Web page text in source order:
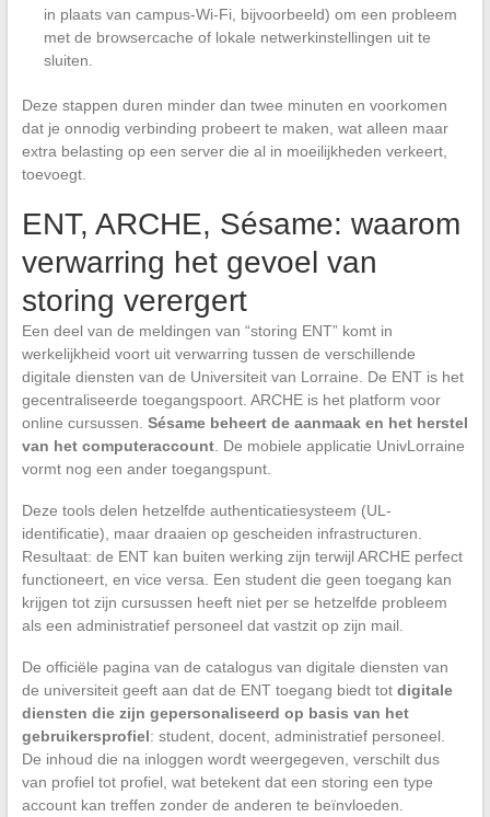
in plaats van campus-Wi-Fi, bijvoorbeeld) om een probleem
met de browsercache of lokale netwerkinstellingen uit te
sluiten.
Deze stappen duren minder dan twee minuten en voorkomen
dat je onnodig verbinding probeert te maken, wat alleen maar
extra belasting op een server die al in moeilijkheden verkeert,
toevoegt.
ENT, ARCHE, Sésame: waarom
verwarring het gevoel van
storing verergert
Een deel van de meldingen van “storing ENT” komt in
werkelijkheid voort uit verwarring tussen de verschillende
digitale diensten van de Universiteit van Lorraine. De ENT is het
gecentraliseerde toegangspoort. ARCHE is het platform voor
online cursussen. Sésame beheert de aanmaak en het herstel
van het computeraccount. De mobiele applicatie UnivLorraine
vormt nog een ander toegangspunt.
Deze tools delen hetzelfde authenticatiesysteem (UL-
identificatie), maar draaien op gescheiden infrastructuren.
Resultaat: de ENT kan buiten werking zijn terwijl ARCHE perfect
functioneert, en vice versa. Een student die geen toegang kan
krijgen tot zijn cursussen heeft niet per se hetzelfde probleem
als een administratief personeel dat vastzit op zijn mail.
De officiële pagina van de catalogus van digitale diensten van
de universiteit geeft aan dat de ENT toegang biedt tot digitale
diensten die zijn gepersonaliseerd op basis van het
gebruikersprofiel: student, docent, administratief personeel.
De inhoud die na inloggen wordt weergegeven, verschilt dus
van profiel tot profiel, wat betekent dat een storing een type
account kan treffen zonder de anderen te beïnvloeden.